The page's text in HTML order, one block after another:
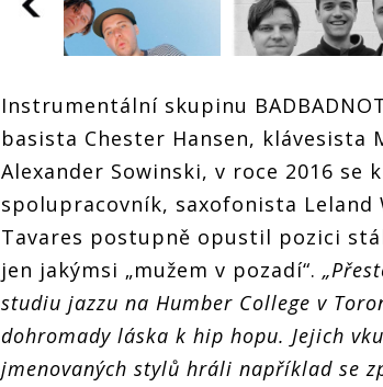
Program JazzFestBrno
posilují
BADBADNOTGOOD, v
Program
posilují
Instrumentální skupinu
basista Chester Hansen, klávesista
Alexander Sowinski, v roce 2016 se
spolupracovník, saxofonista
Tavares postupně opustil pozici
jen jakýmsi „mužem v pozadí“.
studiu jazzu na Humber College v
dohromady láska k hip hopu. Jejich
jmenovaných stylů hráli například se